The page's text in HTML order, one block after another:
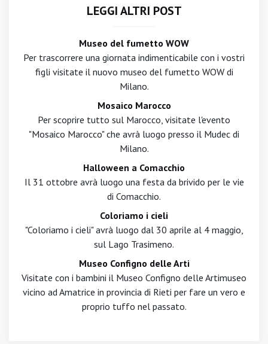
LEGGI ALTRI POST
Museo del fumetto WOW
Per trascorrere una giornata indimenticabile con i vostri
figli visitate il nuovo museo del fumetto WOW di
Milano.
Mosaico Marocco
Per scoprire tutto sul Marocco, visitate l'evento
"Mosaico Marocco" che avrà luogo presso il Mudec di
Milano.
Halloween a Comacchio
Il 31 ottobre avrà luogo una festa da brivido per le vie
di Comacchio.
Coloriamo i cieli
"Coloriamo i cieli" avrà luogo dal 30 aprile al 4 maggio,
sul Lago Trasimeno.
Museo Configno delle Arti
Visitate con i bambini il Museo Configno delle Artimuseo
vicino ad Amatrice in provincia di Rieti per fare un vero e
proprio tuffo nel passato.